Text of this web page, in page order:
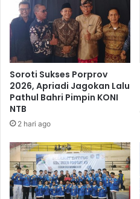
Soroti Sukses Porprov
2026, Apriadi Jagokan Lalu
Pathul Bahri Pimpin KONI
NTB
2 hari ago